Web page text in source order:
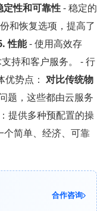
定性和可靠性- 稳定的
和恢复选项，提高了
性能- 使用高效存
持和客户服务。 - 行
势点： 对比传统物
题，这些都由云服务
提供多种预配置的操
个简单、经济、可靠
合作咨询